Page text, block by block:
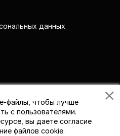
данных
файлы, чтобы лучше
с пользователями.
вы даете согласие
файлов cookie.